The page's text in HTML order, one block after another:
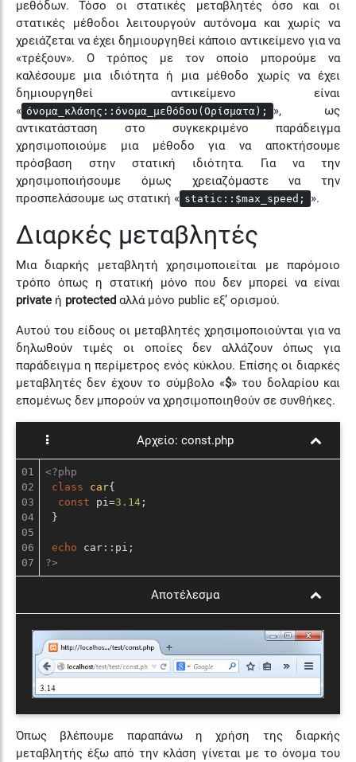
μεθόδων. Τόσο οι στατικές μεταβλητές όσο και οι
στατικές μέθοδοι λειτουργούν αυτόνομα και χωρίς να
χρειάζεται να έχει δημιουργηθεί κάποιο αντικείμενο για να
«τρέξουν». Ο τρόπος με τον οποίο μπορούμε να
καλέσουμε μια ιδιότητα ή μια μέθοδο χωρίς να έχει
δημιουργηθεί αντικείμενο είναι
« όνομα_κλάσης::όνομα_μεθόδου(Ορίσματα);
», ως
αντικατάσταση στο συγκεκριμένο παράδειγμα
χρησιμοποιούμε μια μέθοδο για να αποκτήσουμε
πρόσβαση στην στατική ιδιότητα. Για να την
χρησιμοποιήσουμε όμως χρειαζόμαστε να την
προσπελάσουμε ως στατική « static::$max_speed; ».
Διαρκές μεταβλητές
Μια διαρκής μεταβλητή χρησιμοποιείται με παρόμοιο
τρόπο όπως η στατική μόνο που δεν μπορεί να είναι
private ή protected αλλά μόνο public εξ’ ορισμού.
Αυτού του είδους οι μεταβλητές χρησιμοποιούνται για να
δηλωθούν τιμές οι οποίες δεν αλλάζουν όπως για
παράδειγμα η περίμετρος ενός κύκλου. Επίσης οι διαρκές
μεταβλητές δεν έχουν το σύμβολο «$» του δολαρίου και
επομένως δεν μπορούν να χρησιμοποιηθούν σε συνθήκες.
Αρχείο: const.php
01
02
03
04
05
06
<?php
class
car{
const pi=3.14;
}
echo
?>
Αποτέλεσμα
Όπως βλέπουμε παραπάνω η χρήση της διαρκής
μεταβλητής έξω από την κλάση γίνεται με το όνομα του